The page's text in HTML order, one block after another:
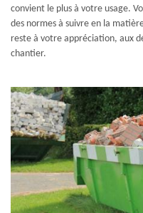
convient le plus à votre usage.
des normes à suivre en la
reste à votre appréciation, aux
chantier.